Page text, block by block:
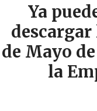
Ya
de Mayo
la